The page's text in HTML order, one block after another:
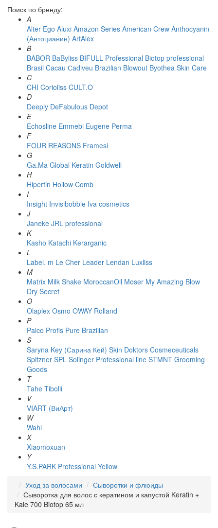
Поиск по бренду:
A
Alter Ego Aluxi Amazon Series American Crew Anthocyanin
(Антоцианин) ArtAlex
B
BABOR BaByliss BIFULL Professional Biotop professional
Brasil Cacau Сadiveu Brazilian Blowout Byothea Skin Care
C
CHI Corioliss CULT.O
D
Deeply DeFabulous Depot
E
Echosline Emmebi Eugene Perma
F
FOUR REASONS Framesi
G
Ga.Ma Global Keratin Goldwell
H
Hipertin Hollow Comb
I
Insight Invisibobble Iva cosmetics
J
Janeke JRL professional
K
Kasho Katachi Kerarganic
L
Label. m Le Cher Leader Lendan Luxliss
M
Matrix Milk Shake MoroccanOil Moser My Amazing Blow
Dry Secret
O
Olaplex Osmo OWAY Rolland
P
Palco Profis Pure Brazilian
S
Saryna Key (Сарина Кей) Skin Doktors Cosmeceuticals
Spitzner SPL Solinger Professional line STMNT Grooming
Goods
T
Tahe Tibolli
V
VIART (ВиАрт)
W
Wahl
X
Xiaomoxuan
Y
Y.S.PARK Professional Yellow
Уход за волосами
Сыворотки и флюиды
Сыворотка для волос с кератином и капустой Keratin +
Kale 700 Biotop 65 мл